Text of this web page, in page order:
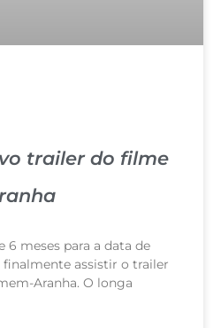
trailer do filme
6 meses para a data de
finalmente assistir o trailer
Aranha. O longa